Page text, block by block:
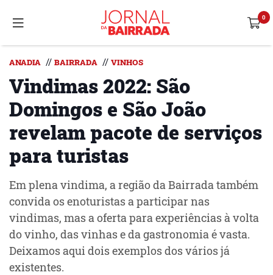
ANADIA // BAIRRADA // VINHOS
Vindimas 2022: São
Domingos e São João
revelam pacote de serviços
para turistas
Em plena vindima, a região da Bairrada também
convida os enoturistas a participar nas
vindimas, mas a oferta para experiências à volta
do vinho, das vinhas e da gastronomia é vasta.
Deixamos aqui dois exemplos dos vários já
existentes.